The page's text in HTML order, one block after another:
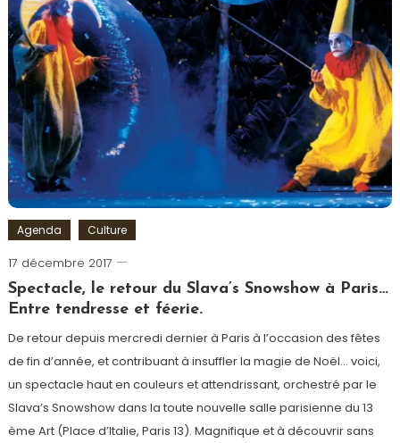
Spectacle
Agenda Culture
17 décembre 2017
Romain-
Paris
Spectacle, le retour du Slava’s Snowshow à Paris…
Entre tendresse et féerie.
De retour depuis mercredi dernier à Paris à l’occasion des fêtes
de fin d’année, et contribuant à insuffler la magie de Noël… voici,
un spectacle haut en couleurs et attendrissant, orchestré par le
Slava’s Snowshow dans la toute nouvelle salle parisienne du 13
ème Art (Place d’Italie, Paris 13). Magnifique et à découvrir sans